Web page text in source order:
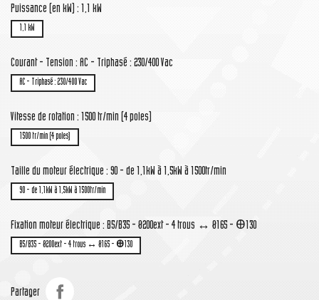
Puissance (en kW) : 1,1 kW
1,1 kW
Courant - Tension : AC - Triphasé : 230/400 Vac
AC - Triphasé : 230/400 Vac
Vitesse de rotation : 1500 tr/min (4 poles)
1500 tr/min (4 poles)
Taille du moteur électrique : 90 - de 1,1kW à 1,5kW à 1500tr/min
90 - de 1,1kW à 1,5kW à 1500tr/min
Fixation moteur électrique : B5/B35 - Ø200ext - 4 trous ↔ Ø165 - Ꚛ130
B5/B35 - Ø200ext - 4 trous ↔ Ø165 - Ꚛ130
Partager